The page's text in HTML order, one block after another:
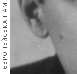
ЄВРОПЕЙСЬКА ПАМ'ЯТЬ